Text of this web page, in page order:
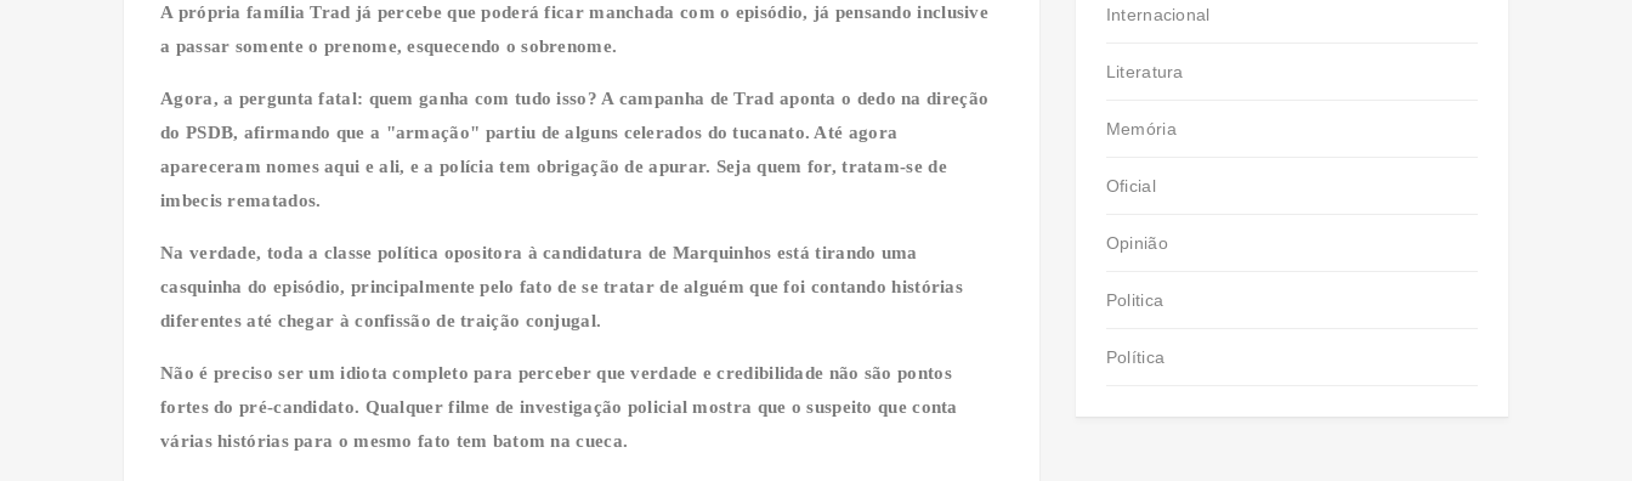
A própria família Trad já percebe que poderá ficar manchada com o episódio, já pensando inclusive
a passar somente o prenome, esquecendo o sobrenome.
Agora, a pergunta fatal: quem ganha com tudo isso? A campanha de Trad aponta o dedo na direção
do PSDB, afirmando que a "armação" partiu de alguns celerados do tucanato. Até agora
apareceram nomes aqui e ali, e a polícia tem obrigação de apurar. Seja quem for, tratam-se de
imbecis rematados.
Na verdade, toda a classe política opositora à candidatura de Marquinhos está tirando uma
casquinha do episódio, principalmente pelo fato de se tratar de alguém que foi contando histórias
diferentes até chegar à confissão de traição conjugal.
Não é preciso ser um idiota completo para perceber que verdade e credibilidade não são pontos
fortes do pré-candidato. Qualquer filme de investigação policial mostra que o suspeito que conta
várias histórias para o mesmo fato tem batom na cueca.
Internacional
Literatura
Memória
Oficial
Opinião
Politica
Política